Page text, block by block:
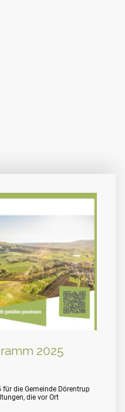
2025
die Gemeinde Dörentrup
die vor Ort